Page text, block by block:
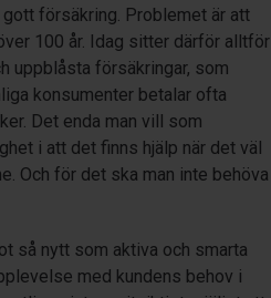
försäkring. Problemet är att
100 år. Idag sitter därför alltför
uppblåsta försäkringar, som
konsumenter betalar ofta
Det enda man vill som
i att det finns hjälp när det väl
Och för det ska man inte behöva
så nytt som aktiva och smarta
med kundens behov i